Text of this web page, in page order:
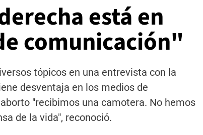
está en
comunicación"
tópicos en una entrevista con la
desventaja en los medios de
"recibimos una camotera. No hemos
de la vida", reconoció.